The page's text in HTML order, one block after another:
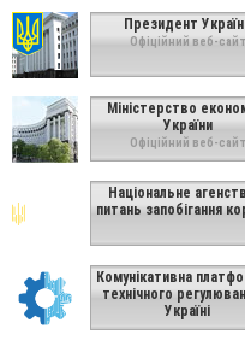
Президент
Офіційний веб-сайт
Міністерство
України
Офіційний веб-сайт
Національне
питань запобігання
Комунікативна
технічного
Україні